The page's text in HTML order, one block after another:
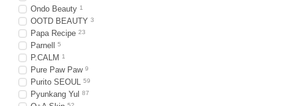
Ondo Beauty 1
OOTD BEAUTY 3
Papa Recipe 23
Parnell 5
P.CALM 1
Pure Paw Paw 9
Purito SEOUL 59
Pyunkang Yul 87